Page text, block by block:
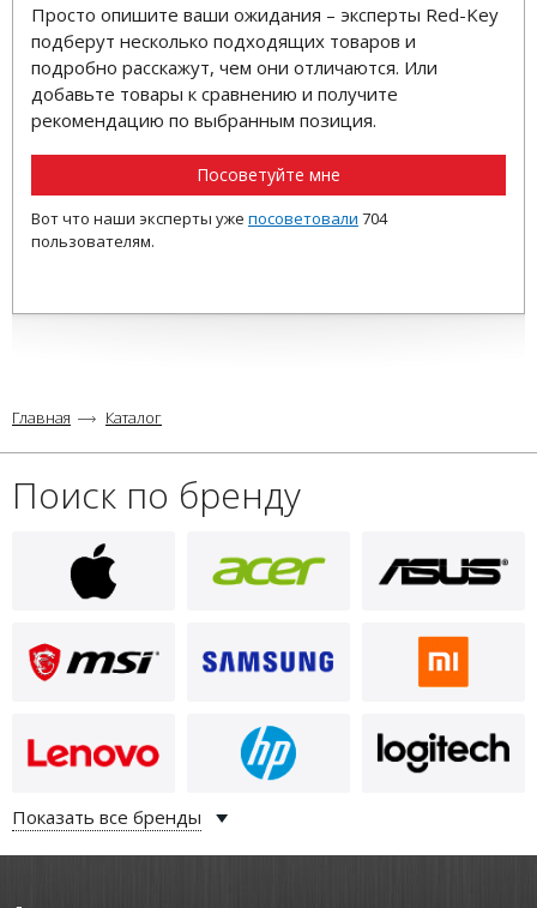
Просто опишите ваши ожидания – эксперты Red-Key
подберут несколько подходящих товаров и
подробно расскажут, чем они отличаются. Или
добавьте товары к сравнению и получите
рекомендацию по выбранным позиция.
Посоветуйте мне
Вот что наши эксперты уже посоветовали 704
пользователям.
Главная Каталог
Поиск по бренду
Показать все бренды